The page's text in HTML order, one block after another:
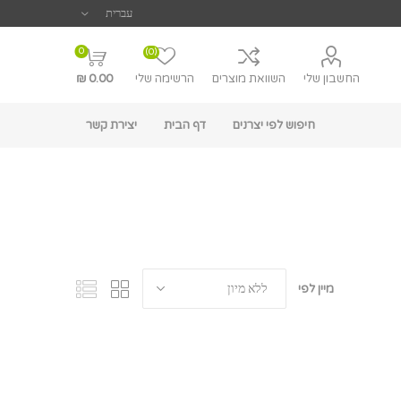
החשבון שלי השוואת מוצרים הרשימה שלי
(0)
0
0.00 ₪
חיפוש לפי יצרנים דף הבית יצירת קשר
מיין לפי